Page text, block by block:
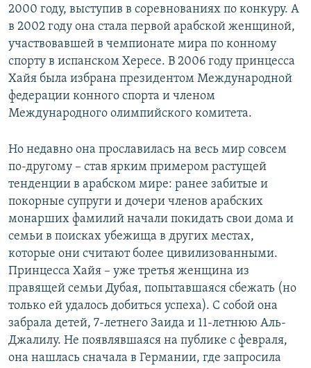
2000 году, выступив в соревнованиях по конкуру. А
в 2002 году она стала первой арабской женщиной,
участвовавшей в чемпионате мира по конному
спорту в испанском Хересе. В 2006 году принцесса
Хайя была избрана президентом Международной
федерации конного спорта и членом
Международного олимпийского комитета.
Но недавно она прославилась на весь мир совсем
по-другому – став ярким примером растущей
тенденции в арабском мире: ранее забитые и
покорные супруги и дочери членов арабских
монарших фамилий начали покидать свои дома и
семьи в поисках убежища в других местах,
которые они считают более цивилизованными.
Принцесса Хайя – уже третья женщина из
правящей семьи Дубая, попытавшаяся сбежать (но
только ей удалось добиться успеха). С собой она
забрала детей, 7-летнего Заида и 11-летнюю Аль-
Джалилу. Не появлявшаяся на публике с февраля,
она нашлась сначала в Германии, где запросила